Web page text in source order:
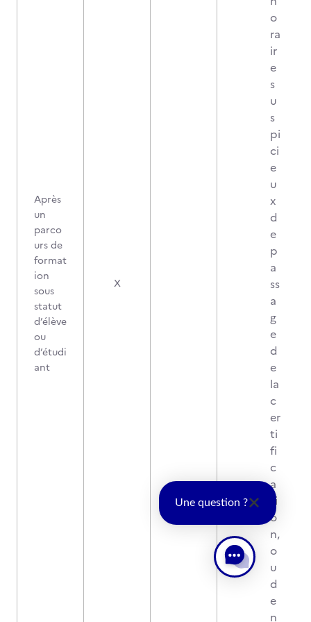
Après
un
parco
urs de
format
ion
sous
statut
d’élève
ou
d’étudi
ant
X
o
ra
ir
e
s
u
s
pi
ci
e
u
x
d
e
p
a
ss
a
g
e
d
e
la
c
er
ti
fi
c
a
ti
o
n,
o
u
d
e
n
Une question ?